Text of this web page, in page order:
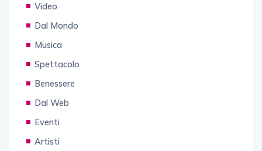
Video
Dal Mondo
Musica
Spettacolo
Benessere
Dal Web
Eventi
Artisti